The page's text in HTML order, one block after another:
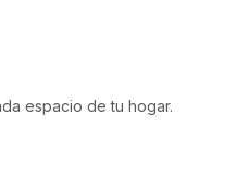
espacio de tu hogar.